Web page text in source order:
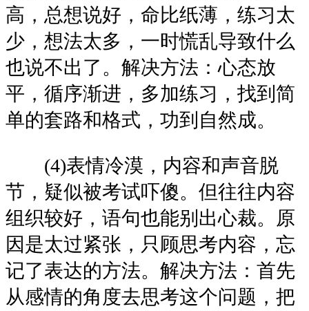
高，总想说好，命比纸薄，练习太
少，想法太多，一时慌乱导致什么
也说不出了。解决方法：心态放
平，循序渐进，多加练习，找到简
单的套路和格式，功到自然成。
(4)表情冷漠，内容和声音脱
节，疑似被考试吓傻。但往往内容
组织较好，语句也能别出心裁。原
因是太过紧张，只顾思考内容，忘
记了表达的方法。解决方法：首先
从感情的角度去思考这个问题，把